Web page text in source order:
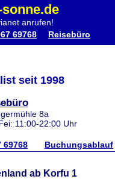
anrufen!
69768 Reisebüro
seit 1998
8a
11:00-22:00 Uhr
69768 Buchungsablauf
ab Korfu 1